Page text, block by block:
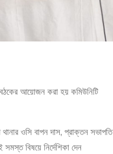
আয়োজন করা হয় কমিউনিটি
ওসি বাপন দাস, প্রাক্তন সভাপতি
বিষয়ে নির্দেশিকা দেন